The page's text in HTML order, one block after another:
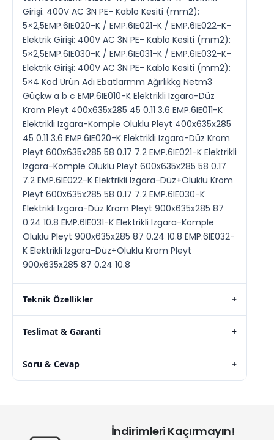
Girişi: 400V AC 3N PE- Kablo Kesiti (mm2):
5×2,5EMP.6IE020-K / EMP.6IE021-K / EMP.6IE022-K-
Elektrik Girişi: 400V AC 3N PE- Kablo Kesiti (mm2):
5×2,5EMP.6IE030-K / EMP.6IE031-K / EMP.6IE032-K-
Elektrik Girişi: 400V AC 3N PE- Kablo Kesiti (mm2):
5×4 Kod Ürün Adı Ebatlarmm Ağırlıkkg Netm3
Güçkw a b c EMP.6IE010-K Elektrikli Izgara-Düz
Krom Pleyt 400x635x285 45 0.11 3.6 EMP.6IE011-K
Elektrikli Izgara-Komple Oluklu Pleyt 400x635x285
45 0.11 3.6 EMP.6IE020-K Elektrikli Izgara-Düz Krom
Pleyt 600x635x285 58 0.17 7.2 EMP.6IE021-K Elektrikli
Izgara-Komple Oluklu Pleyt 600x635x285 58 0.17
7.2 EMP.6IE022-K Elektrikli Izgara-Düz+Oluklu Krom
Pleyt 600x635x285 58 0.17 7.2 EMP.6IE030-K
Elektrikli Izgara-Düz Krom Pleyt 900x635x285 87
0.24 10.8 EMP.6IE031-K Elektrikli Izgara-Komple
Oluklu Pleyt 900x635x285 87 0.24 10.8 EMP.6IE032-
K Elektrikli Izgara-Düz+Oluklu Krom Pleyt
900x635x285 87 0.24 10.8
Teknik Özellikler +
Teslimat & Garanti +
Soru & Cevap +
İndirimleri Kaçırmayın!